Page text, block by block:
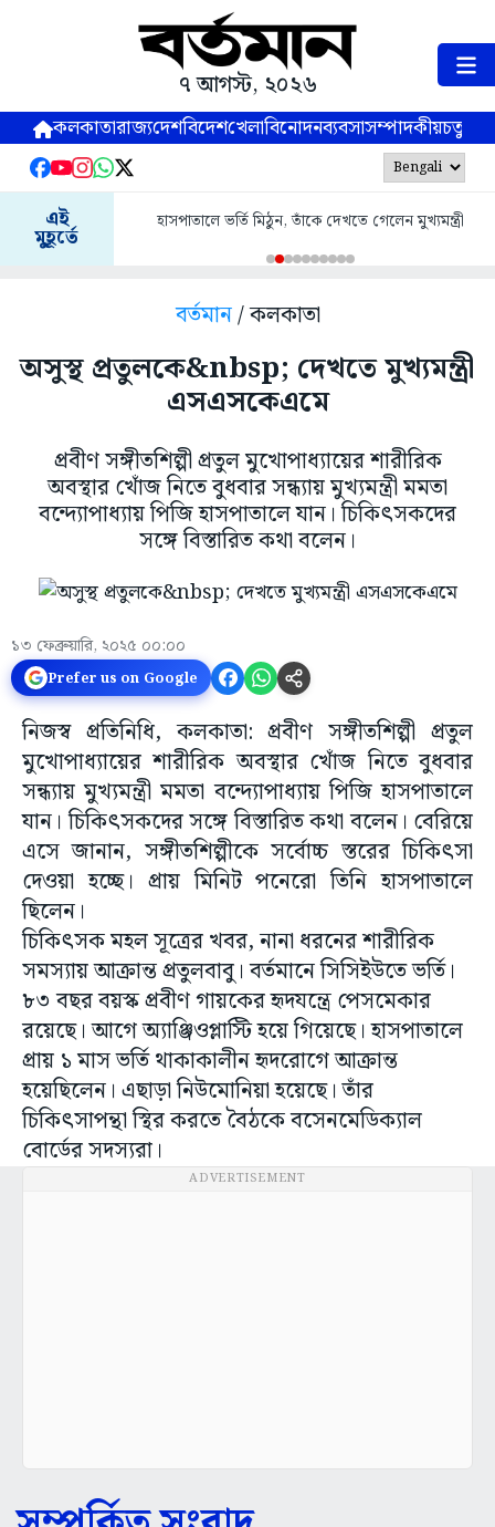
৭ আগস্ট, ২০২৬
কলকাতারাজ্যদেশবিদেশখেলাবিনোদনব্যবসাসম্পাদকীয়
এই
মুহূর্তে
হাসপাতালে ভর্তি মিঠুন, তাঁকে দেখতে গেলেন মুখ্যমন্ত্রী
বর্তমান/ কলকাতা
অসুস্থ প্রতুলকে&nbsp; দেখতে মুখ্যমন্ত্রী
এসএসকেএমে
প্রবীণ সঙ্গীতশিল্পী প্রতুল মুখোপাধ্যায়ের শারীরিক
অবস্থার খোঁজ নিতে বুধবার সন্ধ্যায় মুখ্যমন্ত্রী মমতা
বন্দ্যোপাধ্যায় পিজি হাসপাতালে যান। চিকিৎসকদের
সঙ্গে বিস্তারিত কথা বলেন।
১৩ ফেব্রুয়ারি, ২০২৫ ০০:০০
Prefer us on Google
নিজস্ব প্রতিনিধি, কলকাতা: প্রবীণ সঙ্গীতশিল্পী প্রতুল
মুখোপাধ্যায়ের শারীরিক অবস্থার খোঁজ নিতে বুধবার
সন্ধ্যায় মুখ্যমন্ত্রী মমতা বন্দ্যোপাধ্যায় পিজি হাসপাতালে
যান। চিকিৎসকদের সঙ্গে বিস্তারিত কথা বলেন। বেরিয়ে
এসে জানান, সঙ্গীতশিল্পীকে সর্বোচ্চ স্তরের চিকিৎসা
দেওয়া হচ্ছে। প্রায় মিনিট পনেরো তিনি হাসপাতালে
ছিলেন।
চিকিৎসক মহল সূত্রের খবর, নানা ধরনের শারীরিক
সমস্যায় আক্রান্ত প্রতুলবাবু। বর্তমানে সিসিইউতে ভর্তি।
৮৩ বছর বয়স্ক প্রবীণ গায়কের হৃদযন্ত্রে পেসমেকার
রয়েছে। আগে অ্যাঞ্জিওপ্লাস্টি হয়ে গিয়েছে। হাসপাতালে
প্রায় ১ মাস ভর্তি থাকাকালীন হৃদরোগে আক্রান্ত
হয়েছিলেন। এছাড়া নিউমোনিয়া হয়েছে। তাঁর
চিকিৎসাপন্থা স্থির করতে বৈঠকে বসেনমেডিক্যাল
বোর্ডের সদস্যরা।
ADVERTISEMENT